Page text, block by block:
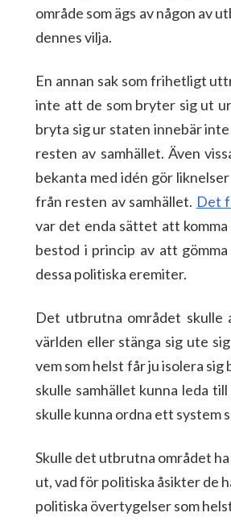
område som ägs av någon av
dennes vilja.
En annan sak som frihetligt
inte att de som bryter sig ut
bryta sig ur staten innebär
resten av samhället. Även
bekanta med idén gör
från resten av samhället. Det
var det enda sättet att
bestod i princip av att
dessa politiska eremiter.
Det utbrutna området skulle
världen eller stänga sig ute
vem som helst får ju isolera
skulle samhället kunna leda
skulle kunna ordna ett system
Skulle det utbrutna området
ut, vad för politiska åsikter de
politiska övertygelser som